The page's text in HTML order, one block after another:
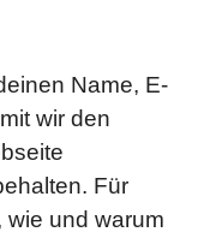
Name, E-
wir den
Für
wie und warum